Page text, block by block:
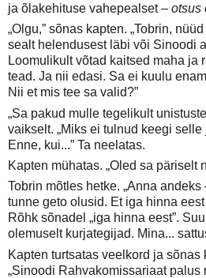
ja õlakehituse vahepealset – otsus
„Olgu,” sõnas kapten. „Tobrin,
sealt helendusest läbi või Sinoodi
Loomulikult võtad kaitsed maha ja
tead. Ja nii edasi. Sa ei kuulu
Nii et mis tee sa valid?”
„Sa pakud mulle tegelikult
vaikselt. „Miks ei tulnud keegi
Enne, kui...” Ta neelatas.
Kapten mühatas. „Oled sa päriselt
Tobrin mõtles hetke. „Anna
tunne geto olusid. Et iga hinna
Rõhk sõnadel „iga hinna eest”.
olemuselt kurjategijad. Mina...
Kapten turtsatas veelkord ja sõnas
„Sinoodi Rahvakomissariaat palus